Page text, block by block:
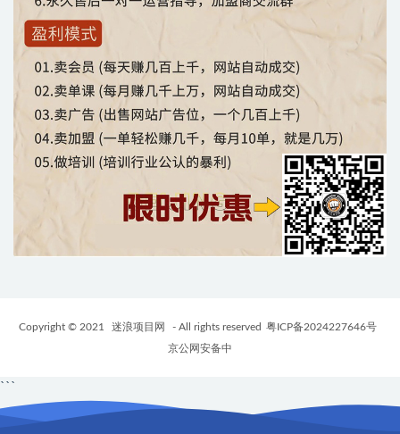
Copyright © 2021 迷浪项目网 - All rights reserved 粤ICP备2024227646号
京公网安备中
```